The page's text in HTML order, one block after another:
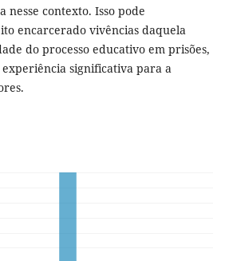
nesse contexto. Isso pode
encarcerado vivências daquela
do processo educativo em prisões,
significativa para a